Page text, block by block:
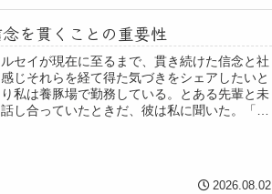
を貫くことの重要性
セイが現在に至るまで、貫き続けた信念と社
じそれらを経て得た気づきをシェアしたいと
私は養豚場で勤務している。とある先輩と未
し合っていたときだ、彼は私に聞いた。「ど
2026.08.02